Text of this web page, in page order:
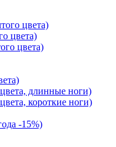
цвета)
цвета)
цвета)
длинные ноги)
короткие ноги)
-15%)